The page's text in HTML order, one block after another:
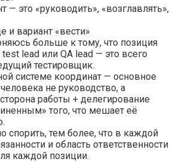
— это «руководить», «возглавлять»,
и вариант «вести»
больше к тому, что позиция
test lead или QA lead — это всего
тестировщик.
системе координат — основное
человека не руководство, а
работы + делегирование
того, что мешает её
спорить, тем более, что в каждой
и область ответственности
каждой позиции.